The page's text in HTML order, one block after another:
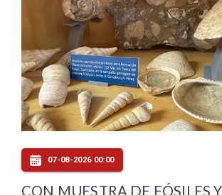
07-08-2026 00:00
CON MUESTRA DE FÓSILES